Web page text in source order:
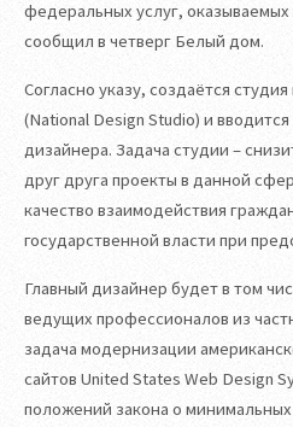
федеральных услуг,
сообщил в четверг Белый дом.
Согласно указу, создаётся
(National Design Studio) и
дизайнера. Задача студии –
друг друга проекты в данной
качество взаимодействия
государственной власти при
Главный дизайнер будет в том
ведущих профессионалов из
задача модернизации
сайтов United States Web Design
положений закона о